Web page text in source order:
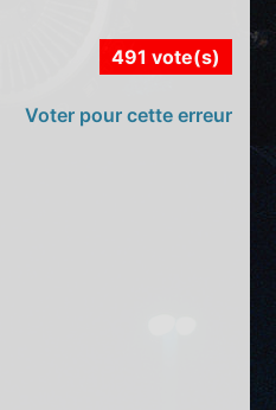
491 vote(s)
Voter pour cette erreur